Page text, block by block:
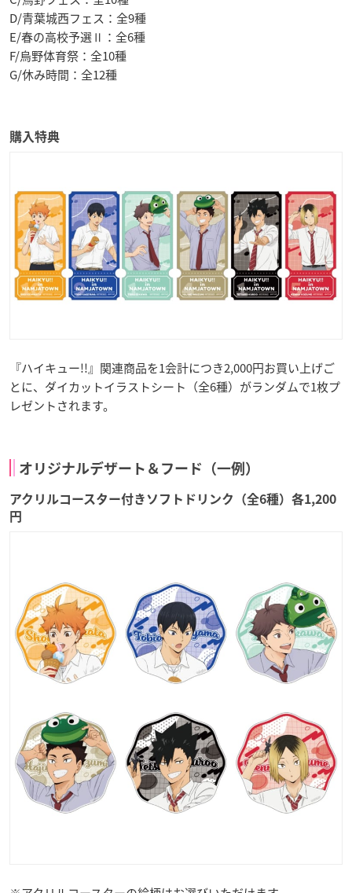
D/青葉城西フェス：全9種
E/春の高校予選Ⅱ：全6種
F/烏野体育祭：全10種
G/休み時間：全12種
購入特典
『ハイキュー!!』関連商品を1会計につき2,000円お買い上げご
とに、ダイカットイラストシート（全6種）がランダムで1枚プ
レゼントされます。
オリジナルデザート＆フード（一例）
アクリルコースター付きソフトドリンク（全6種）各1,200
円